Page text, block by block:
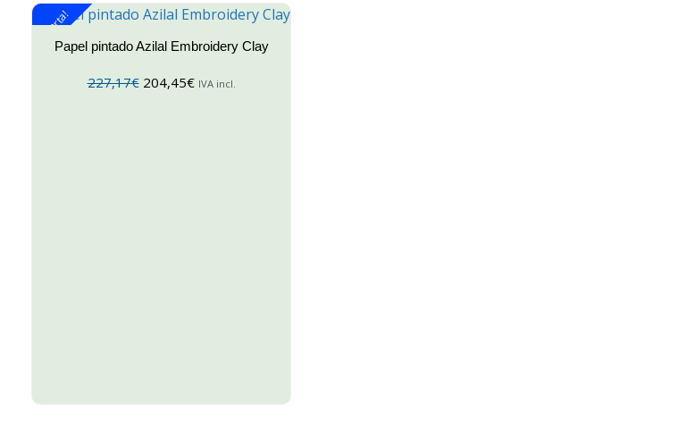
¡Oferta!
Papel pintado Azilal Embroidery Clay
227,17€ 204,45€ IVA incl.